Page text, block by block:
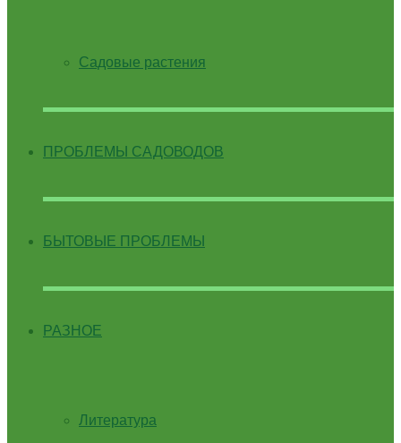
Садовые растения
ПРОБЛЕМЫ САДОВОДОВ
БЫТОВЫЕ ПРОБЛЕМЫ
РАЗНОЕ
Литература